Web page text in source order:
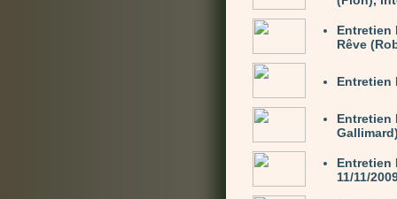
Entretien
Rêve
Entretien
Entretien
Entretien
11/11/